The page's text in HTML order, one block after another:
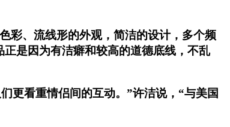
彩、流线形的外观，简洁的设计，多个频
是因为有洁癖和较高的道德底线，不乱
更看重情侣间的互动。”许洁说，“与美国